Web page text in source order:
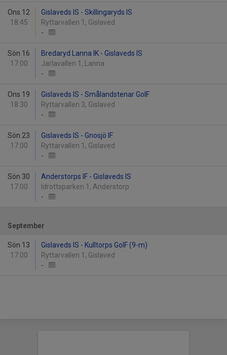
Ons 12
18:45
Gislaveds IS - Skillingaryds IS
Ryttarvallen 1, Gislaved
-
Sön 16
17:00
Bredaryd Lanna IK - Gislaveds IS
Jarlavallen 1, Lanna
-
Ons 19
18:30
Gislaveds IS - Smålandstenar GoIF
Ryttarvallen 3, Gislaved
-
Sön 23
17:00
Gislaveds IS - Gnosjö IF
Ryttarvallen 1, Gislaved
-
Sön 30
17:00
Anderstorps IF - Gislaveds IS
Idrottsparken 1, Anderstorp
-
September
Sön 13
17:00
Gislaveds IS - Kulltorps GoIF (9-m)
Ryttarvallen 1, Gislaved
-